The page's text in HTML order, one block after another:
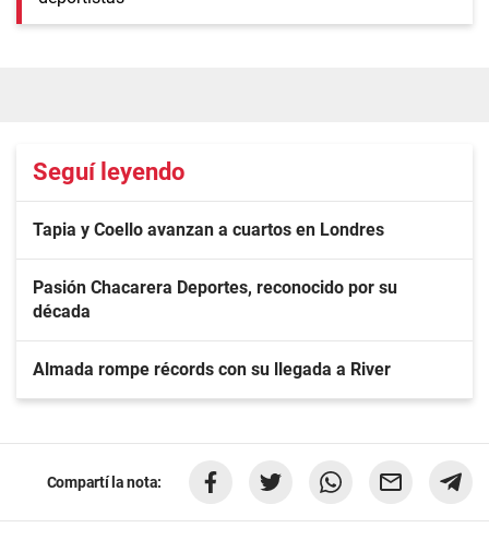
Seguí leyendo
Tapia y Coello avanzan a cuartos en Londres
Pasión Chacarera Deportes, reconocido por su
década
Almada rompe récords con su llegada a River
Compartí la nota: